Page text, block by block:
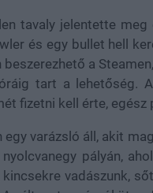
tavaly jelentette meg
és egy bullet hell
a
tart a lehetőség.
fizetni kell érte, egész
varázsló áll, akit
pályán,
vadászunk,